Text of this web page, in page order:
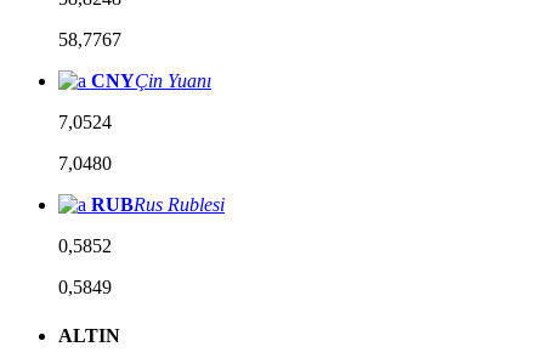
58,7767
CNYÇin Yuanı
7,0524
7,0480
RUBRus Rublesi
0,5852
0,5849
ALTIN